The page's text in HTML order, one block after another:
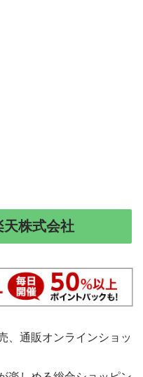
株式会社
、通販オンラインショッ